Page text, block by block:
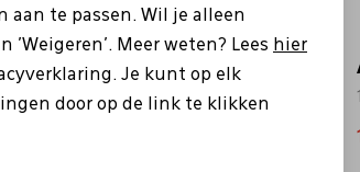
Ara
12-50704-01 zwart
te passen. Wil je alleen
'Weigeren'. Meer weten? Lees hier
Je kunt op elk
door op de link te klikken